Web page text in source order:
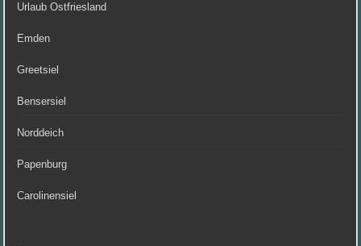
Urlaub Ostfriesland
Emden
Greetsiel
Bensersiel
Norddeich
Papenburg
Carolinensiel